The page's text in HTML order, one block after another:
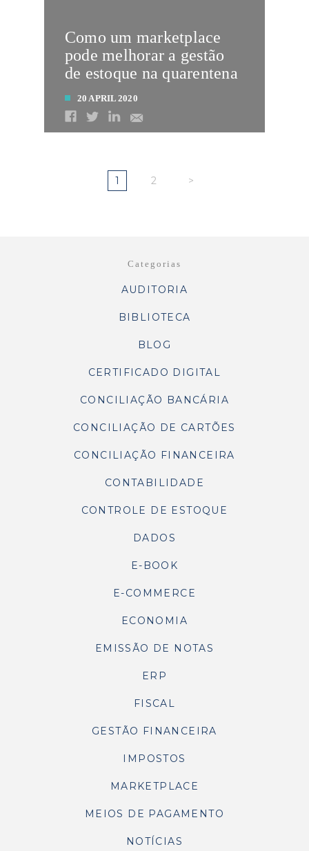
Como um marketplace
pode melhorar a gestão
de estoque na quarentena
20 APRIL 2020
1 2 >
Categorias
AUDITORIA
BIBLIOTECA
BLOG
CERTIFICADO DIGITAL
CONCILIAÇÃO BANCÁRIA
CONCILIAÇÃO DE CARTÕES
CONCILIAÇÃO FINANCEIRA
CONTABILIDADE
CONTROLE DE ESTOQUE
DADOS
E-BOOK
E-COMMERCE
ECONOMIA
EMISSÃO DE NOTAS
ERP
FISCAL
GESTÃO FINANCEIRA
IMPOSTOS
MARKETPLACE
MEIOS DE PAGAMENTO
NOTÍCIAS